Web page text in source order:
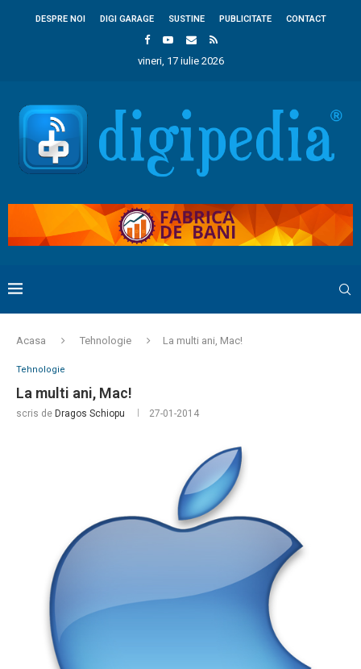
DESPRE NOI DIGI GARAGE SUSTINE PUBLICITATE CONTACT
vineri, 17 iulie 2026
Acasa Tehnologie La multi ani, Mac!
Tehnologie
La multi ani, Mac!
scris de Dragos Schiopu 27-01-2014